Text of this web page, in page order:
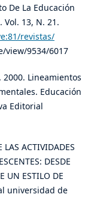
De La Educación
Vol. 13, N. 21.
revistas/
view/9534/6017
Lineamientos
Educación
Editorial
ACTIVIDADES
DESDE
UN ESTILO DE
universidad de